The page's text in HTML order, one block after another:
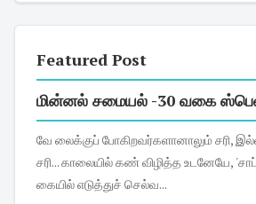
Featured Post
மின்னல் சமையல் -30 வகை
வே லைக்குப் போகிறவர்களானாலும் சரி, இல்லத்தரசிகளானாலும்
சரி... காலையில் கண் விழித்த உடனேயே, 'சாப்பிடுவதற்கும்,
கையில் எடுத்துச் செல்வ...